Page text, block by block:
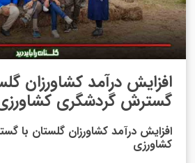
افزایش درآمد کشاورزان
گسترش گردشگری
افزایش درآمد کشاورزان گلستان با
کشاورزی